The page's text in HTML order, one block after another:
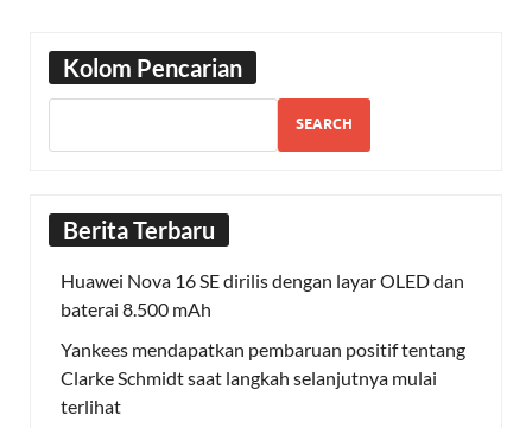
Kolom Pencarian
SEARCH
Berita Terbaru
Huawei Nova 16 SE dirilis dengan layar OLED dan
baterai 8.500 mAh
Yankees mendapatkan pembaruan positif tentang
Clarke Schmidt saat langkah selanjutnya mulai
terlihat